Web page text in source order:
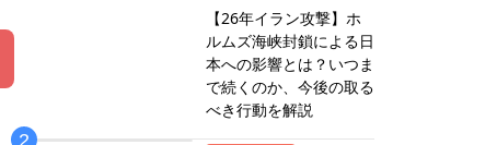
【26年イラン攻撃】ホ
ルムズ海峡封鎖による日
本への影響とは？いつま
で続くのか、今後の取る
べき行動を解説